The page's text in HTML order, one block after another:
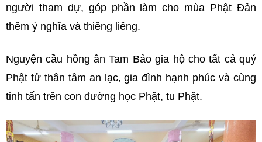
người tham dự, góp phần làm cho mùa Phật Đản
thêm ý nghĩa và thiêng liêng.
Nguyện cầu hồng ân Tam Bảo gia hộ cho tất cả quý
Phật tử thân tâm an lạc, gia đình hạnh phúc và cùng
tinh tấn trên con đường học Phật, tu Phật.